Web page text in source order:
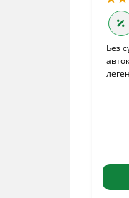
Без